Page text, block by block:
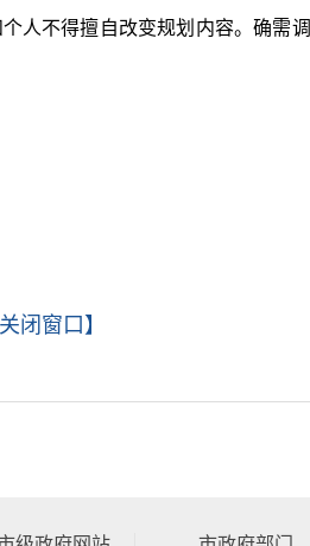
不得擅自改变规划内容。确需
关闭窗口】